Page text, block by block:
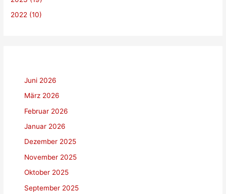
2022 (10)
Juni 2026
März 2026
Februar 2026
Januar 2026
Dezember 2025
November 2025
Oktober 2025
September 2025